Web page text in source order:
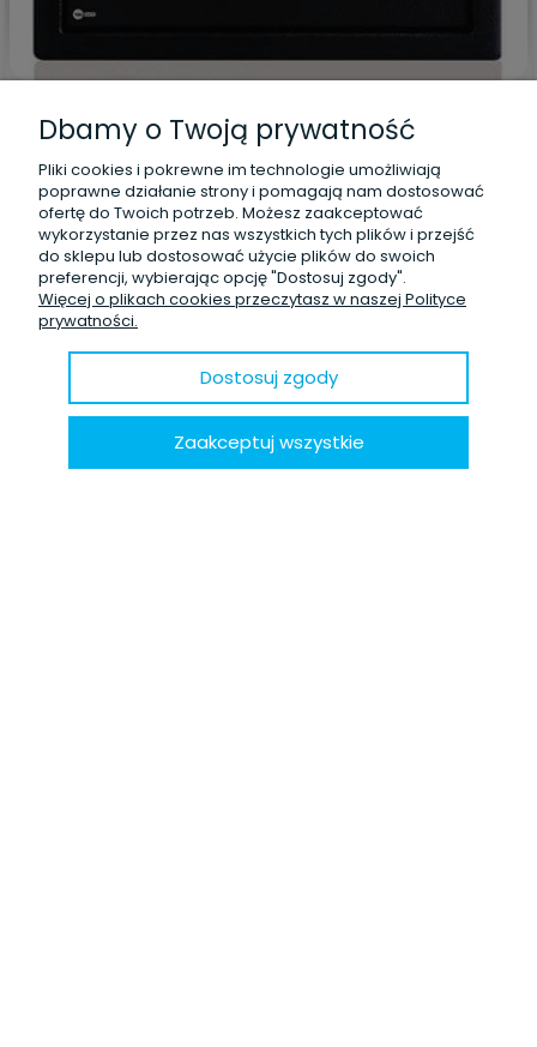
5
Prudukt spełnia moje oczekiwania
w tym miesiącu
0
0
podgląd
Dbamy o Twoją prywatność
Pliki cookies i pokrewne im technologie umożliwiają
poprawne działanie strony i pomagają nam dostosować
ofertę do Twoich potrzeb. Możesz zaakceptować
wykorzystanie przez nas wszystkich tych plików i przejść
do sklepu lub dostosować użycie plików do swoich
preferencji, wybierając opcję "Dostosuj zgody".
Więcej o plikach cookies przeczytasz w naszej Polityce
prywatności.
Dostosuj zgody
Zaakceptuj wszystkie